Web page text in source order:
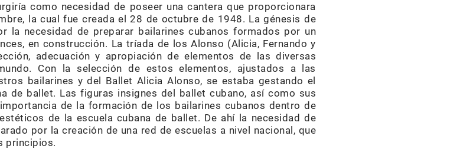
como necesidad de poseer una cantera que proporcionara
la cual fue creada el 28 de octubre de 1948. La génesis de
la necesidad de preparar bailarines cubanos formados por un
en construcción. La tríada de los Alonso (Alicia, Fernando y
adecuación y apropiación de elementos de las diversas
Con la selección de estos elementos, ajustados a las
bailarines y del Ballet Alicia Alonso, se estaba gestando el
de ballet. Las figuras insignes del ballet cubano, así como sus
de la formación de los bailarines cubanos dentro de
de la escuela cubana de ballet. De ahí la necesidad de
por la creación de una red de escuelas a nivel nacional, que
principios.